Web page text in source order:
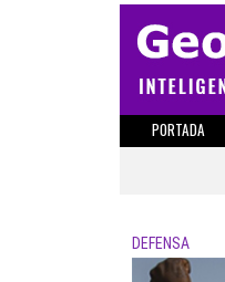
PORTADA
DEFENSA